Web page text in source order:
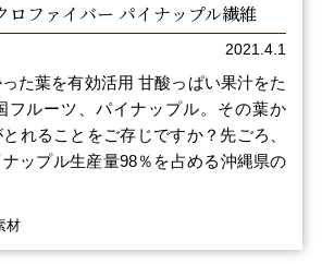
ロファイバー パイナップル繊維
2021.4.1
た葉を有効活用 甘酸っぱい果汁をた
フルーツ、パイナップル。その葉か
れることをご存じですか？先ごろ、
ップル生産量98％を占める沖縄県の
材